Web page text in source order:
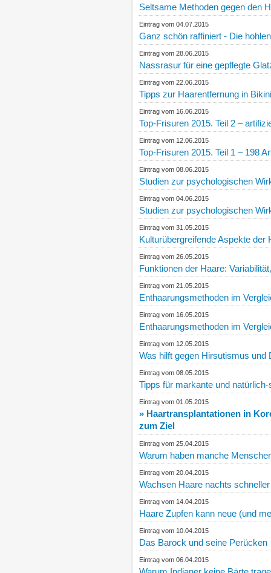
Seltsame Methoden gegen den
Eintrag vom 04.07.2015
Ganz schön raffiniert - Die
Eintrag vom 28.06.2015
Nassrasur für eine gepflegte
Eintrag vom 22.06.2015
Tipps zur Haarentfernung in
Eintrag vom 16.06.2015
Top-Frisuren 2015. Teil 2 –
Eintrag vom 12.06.2015
Top-Frisuren 2015. Teil 1 – 198
Eintrag vom 08.06.2015
Studien zur psychologischen
Eintrag vom 04.06.2015
Studien zur psychologischen
Eintrag vom 31.05.2015
Kulturübergreifende Aspekte
Eintrag vom 26.05.2015
Funktionen der Haare:
Eintrag vom 21.05.2015
Enthaarungsmethoden im
Eintrag vom 16.05.2015
Enthaarungsmethoden im
Eintrag vom 12.05.2015
Was hilft gegen Hirsutismus und
Eintrag vom 08.05.2015
Tipps für markante und
Eintrag vom 01.05.2015
» Haartransplantationen in
zum Ziel
Eintrag vom 25.04.2015
Warum haben manche
Eintrag vom 20.04.2015
Wachsen Haare nachts
Eintrag vom 14.04.2015
Haare Zupfen kann neue (und
Eintrag vom 10.04.2015
Das Barock und seine Perücken
Eintrag vom 06.04.2015